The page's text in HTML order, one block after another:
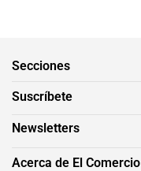
Secciones
Suscríbete
Newsletters
Acerca de El Comercio